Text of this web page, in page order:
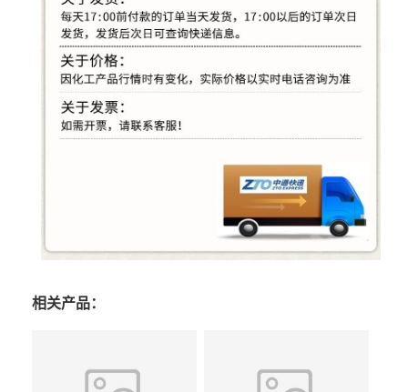
相关产品：